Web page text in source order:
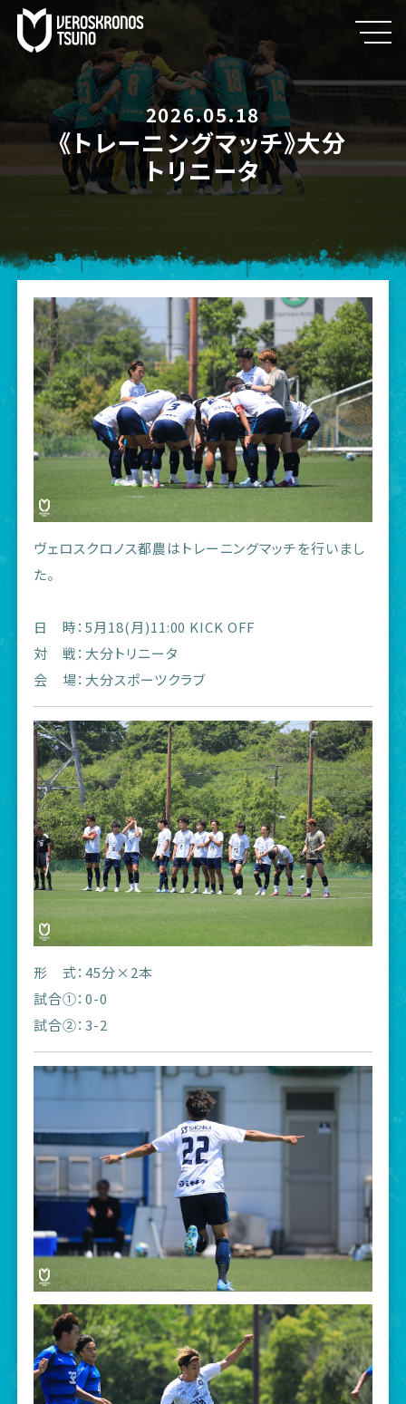
2026.05.18
《トレーニングマッチ》大分
トリニータ
ヴェロスクロノス都農はトレーニングマッチを行いまし
た。
日 時：5月18(月)11:00 KICK OFF
対 戦：大分トリニータ
会 場：大分スポーツクラブ
形 式：45分×2本
試合①：0-0
試合②：3-2